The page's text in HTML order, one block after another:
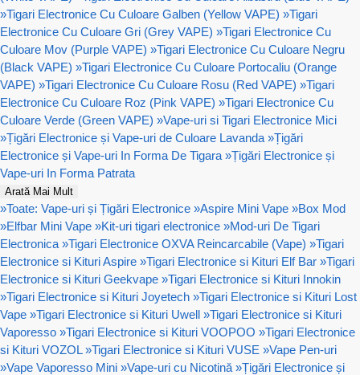
»Tigari Electronice Cu Culoare Galben (Yellow VAPE) »Tigari
Electronice Cu Culoare Gri (Grey VAPE) »Tigari Electronice Cu
Culoare Mov (Purple VAPE) »Tigari Electronice Cu Culoare Negru
(Black VAPE) »Tigari Electronice Cu Culoare Portocaliu (Orange
VAPE) »Tigari Electronice Cu Culoare Rosu (Red VAPE) »Tigari
Electronice Cu Culoare Roz (Pink VAPE) »Tigari Electronice Cu
Culoare Verde (Green VAPE) »Vape-uri si Tigari Electronice Mici
»Țigări Electronice și Vape-uri de Culoare Lavanda »Țigări
Electronice și Vape-uri In Forma De Tigara »Țigări Electronice și
Vape-uri In Forma Patrata
Arată Mai Mult
»Toate: Vape-uri și Țigări Electronice »Aspire Mini Vape »Box Mod
»Elfbar Mini Vape »Kit-uri tigari electronice »Mod-uri De Tigari
Electronica »Tigari Electronice OXVA Reincarcabile (Vape) »Tigari
Electronice si Kituri Aspire »Tigari Electronice si Kituri Elf Bar »Tigari
Electronice si Kituri Geekvape »Tigari Electronice si Kituri Innokin
»Tigari Electronice si Kituri Joyetech »Tigari Electronice si Kituri Lost
Vape »Tigari Electronice si Kituri Uwell »Tigari Electronice si Kituri
Vaporesso »Tigari Electronice si Kituri VOOPOO »Tigari Electronice
si Kituri VOZOL »Tigari Electronice si Kituri VUSE »Vape Pen-uri
»Vape Vaporesso Mini »Vape-uri cu Nicotină »Țigări Electronice și